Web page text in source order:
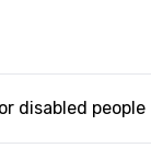
disabled people